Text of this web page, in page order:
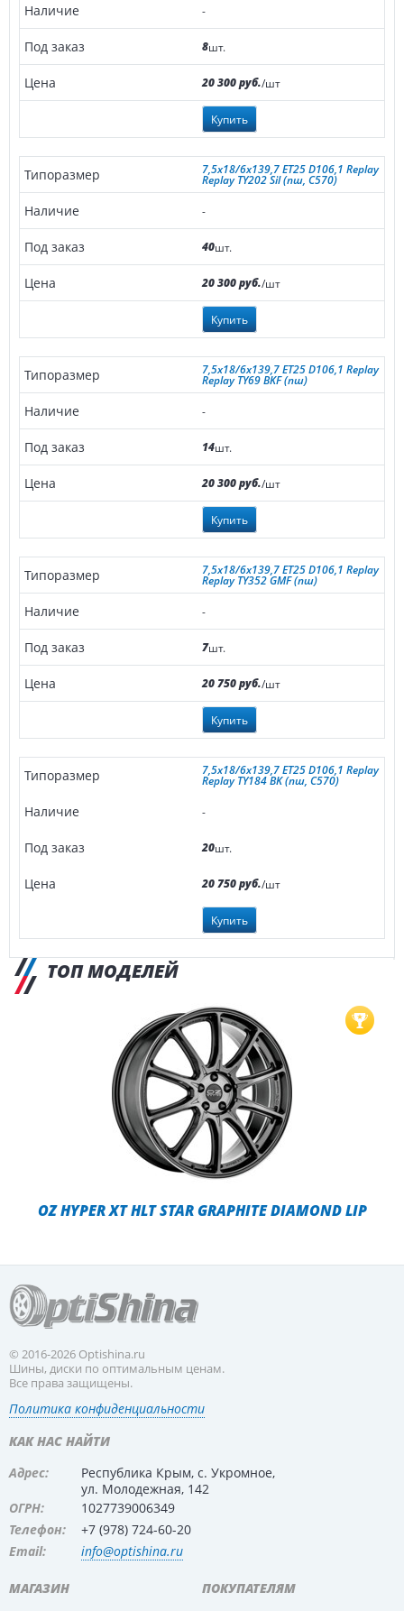
-
8шт.
20 300 руб./шт
Купить
7,5x18/6x139,7 ET25 D106,1 Replay
Replay TY202 Sil (пш, C570)
-
40шт.
20 300 руб./шт
Купить
7,5x18/6x139,7 ET25 D106,1 Replay
Replay TY69 BKF (пш)
-
14шт.
20 300 руб./шт
Купить
7,5x18/6x139,7 ET25 D106,1 Replay
Replay TY352 GMF (пш)
-
7шт.
20 750 руб./шт
Купить
7,5x18/6x139,7 ET25 D106,1 Replay
Replay TY184 BK (пш, C570)
-
20шт.
20 750 руб./шт
Купить
ТОП МОДЕЛЕЙ
OZ HYPER XT HLT STAR GRAPHITE DIAMOND LIP
МАГАЗИН ПОКУПАТЕЛЯМ
© 2016-2026 Optishina.ru
Шины, диски по оптимальным ценам.
Все права защищены.
Политика конфиденциальности
КАК НАС НАЙТИ
Адрес:
Республика Крым, с. Укромное,
ул. Молодежная, 142
ОГРН:
1027739006349
Телефон:
+7 (978) 724-60-20
Email:
info@optishina.ru